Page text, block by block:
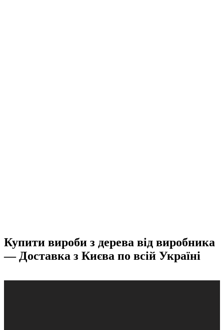
Купити вироби з дерева від виробника
— Доставка з Києва по всій Україні